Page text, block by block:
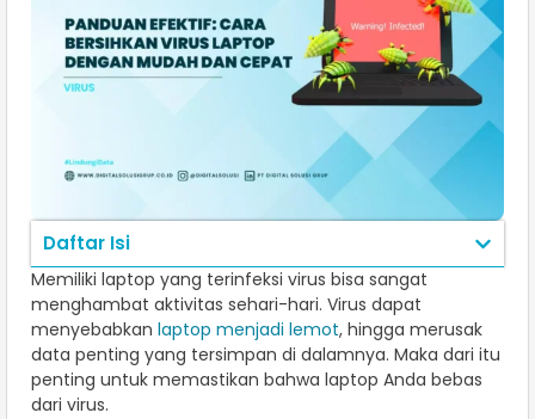
Daftar Isi
Memiliki laptop yang terinfeksi virus bisa sangat
menghambat aktivitas sehari-hari. Virus dapat
menyebabkan laptop menjadi lemot, hingga merusak
data penting yang tersimpan di dalamnya. Maka dari itu
penting untuk memastikan bahwa laptop Anda bebas
dari virus.